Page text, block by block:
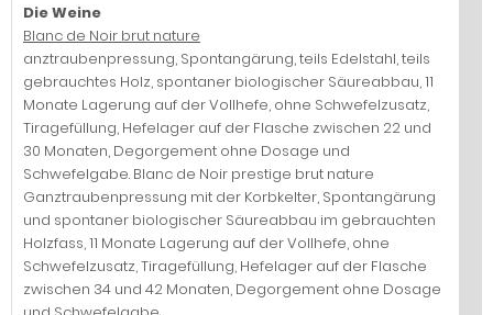
Die Weine
Blanc de Noir brut nature
anztraubenpressung, Spontangärung, teils Edelstahl, teils
gebrauchtes Holz, spontaner biologischer Säureabbau, 11
Monate Lagerung auf der Vollhefe, ohne Schwefelzusatz,
Tiragefüllung, Hefelager auf der Flasche zwischen 22 und
30 Monaten, Degorgement ohne Dosage und
Schwefelgabe. Blanc de Noir prestige brut nature
Ganztraubenpressung mit der Korbkelter, Spontangärung
und spontaner biologischer Säureabbau im gebrauchten
Holzfass, 11 Monate Lagerung auf der Vollhefe, ohne
Schwefelzusatz, Tiragefüllung, Hefelager auf der Flasche
zwischen 34 und 42 Monaten, Degorgement ohne Dosage